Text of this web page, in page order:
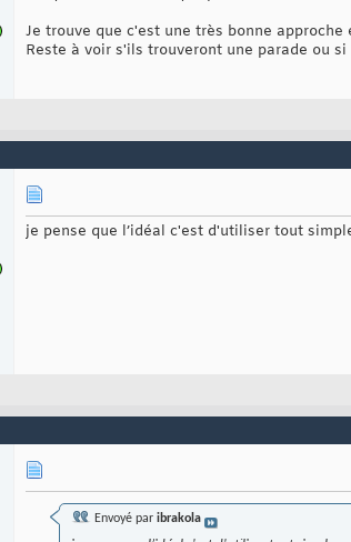
Je trouve que c'est une très bonne
Reste à voir s'ils trouveront une parade ou
je pense que l’idéal c'est d'utiliser tout
Envoyé par ibrakola